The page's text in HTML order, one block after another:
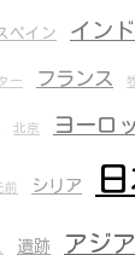
ペイン インド
ー フランス
北京 ヨーロ
前 シリア
遺跡 アジア